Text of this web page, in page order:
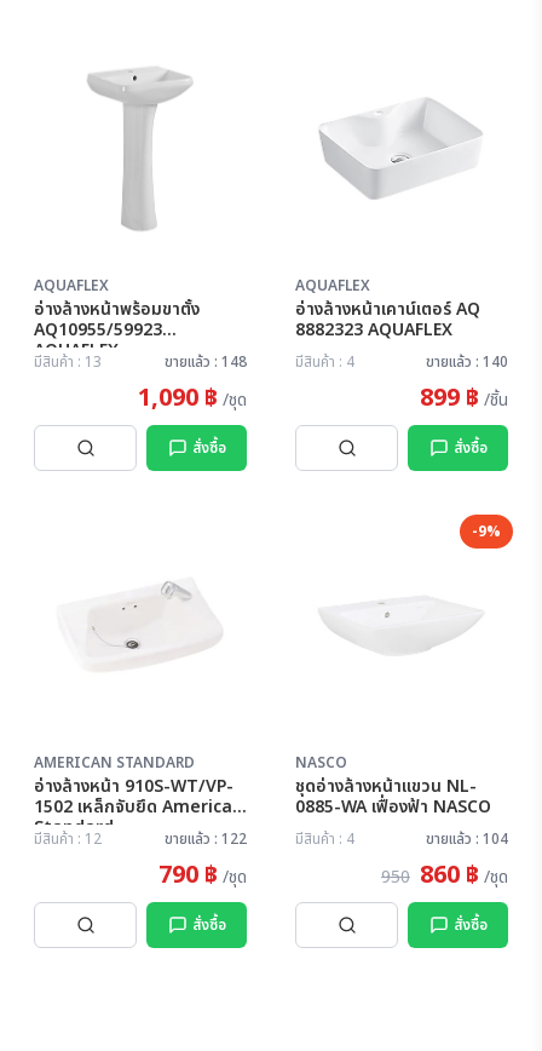
AQUAFLEX
อ่างล้างหน้าพร้อมขาตั้ง
AQ10955/59923
AQUAFLEX
มีสินค้า : 13 ขายแล้ว : 148
1,090 ฿ /ชุด
สั่งซื้อ
AQUAFLEX
อ่างล้างหน้าเคาน์เตอร์ AQ
8882323 AQUAFLEX
มีสินค้า : 4 ขายแล้ว : 140
899 ฿ /ชิ้น
สั่งซื้อ
AMERICAN STANDARD
อ่างล้างหน้า 910S-WT/VP-
1502 เหล็กจับยึด American
Standard
มีสินค้า : 12 ขายแล้ว : 122
790 ฿ /ชุด
สั่งซื้อ
-9%
NASCO
ชุดอ่างล้างหน้าแขวน NL-
0885-WA เฟื่องฟ้า NASCO
มีสินค้า : 4 ขายแล้ว : 104
950 860 ฿ /ชุด
สั่งซื้อ